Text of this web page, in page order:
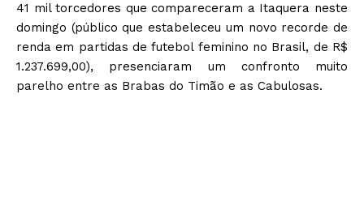
41 mil torcedores que compareceram a Itaquera neste
domingo (público que estabeleceu um novo recorde de
renda em partidas de futebol feminino no Brasil, de R$
1.237.699,00), presenciaram um confronto muito
parelho entre as Brabas do Timão e as Cabulosas.